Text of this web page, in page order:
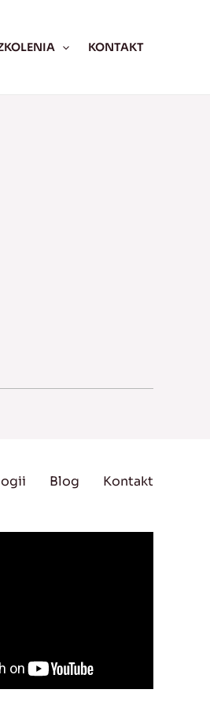
KONTAKT
Blog Kontakt